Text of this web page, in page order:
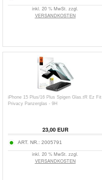
inkl. 20 % MwSt. zzgl.
VERSANDKOSTEN
iPhone 15 Plus/16 Plus Spigen Glas.tR Ez Fit
Privacy Panzerglas - 9H
23,00EUR
ART. NR.: 2005791
inkl. 20 % MwSt. zzgl.
VERSANDKOSTEN